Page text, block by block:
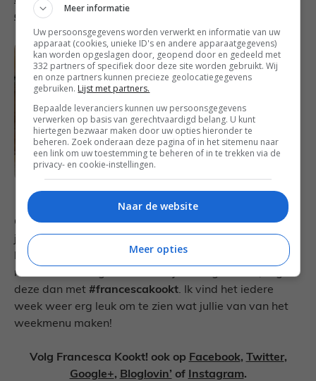
aardappelen
Geniet van het familie weekmenu van deze week! Als
je verzoeknummers hebt, laat dan een reactie
hieronder achter. Plaats je een foto op social media
met een van de gerechten die je hebt gemaakt, tag
deze dan met #francescakookt. Ik vind het iedere
week weer erg leuk om te zien wat jullie van van het
weekmenu maken!
Volg Francesca Kookt! ook op Facebook, Twitter,
Google+, Bloglovin’ of Instagram.
Meer informatie
Uw persoonsgegevens worden verwerkt en informatie van uw
apparaat (cookies, unieke ID's en andere apparaatgegevens)
kan worden opgeslagen door, geopend door en gedeeld met
332 partners of specifiek door deze site worden gebruikt. Wij
en onze partners kunnen precieze geolocatiegegevens
gebruiken. Lijst met partners.
Bepaalde leveranciers kunnen uw persoonsgegevens
verwerken op basis van gerechtvaardigd belang. U kunt
hiertegen bezwaar maken door uw opties hieronder te
beheren. Zoek onderaan deze pagina of in het sitemenu naar
een link om uw toestemming te beheren of in te trekken via de
privacy- en cookie-instellingen.
Naar de website
Meer opties